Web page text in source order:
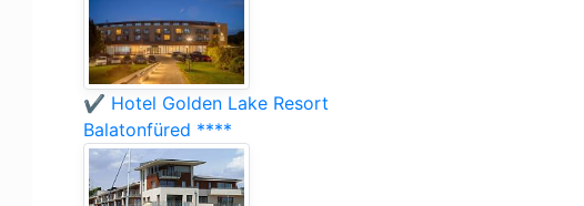
✔️ Hotel Golden Lake Resort
Balatonfüred ****